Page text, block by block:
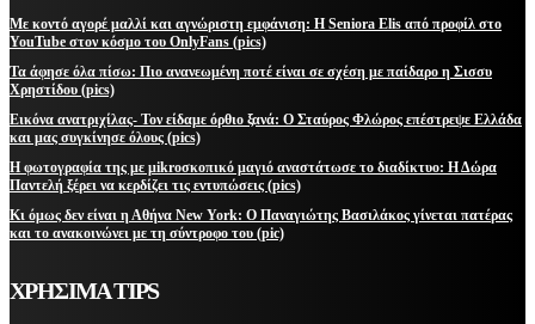
Με κοντό αγορέ μαλλί και αγνώριστη εμφάνιση: Η Seniora Elis από προφίλ στο
YouTube στον κόσμο του OnlyFans (pics)
Τα άφησε όλα πίσω: Πιο ανανεωμένη ποτέ είναι σε σχέση με παίδαρο η Σισσυ
Χρηστίδου (pics)
Εικόνα ανατριχίλας- Τον είδαμε όρθιο ξανά: Ο Σταύρος Φλώρος επέστρεψε Ελλάδα
και μας συγκίνησε όλους (pics)
Η φωτογραφία της με μikroσκοπικό μαγιό αναστάτωσε το διαδίκτυο: Η Δώρα
Παντελή ξέρει να κερδίζει τις εντυπώσεις (pics)
Κι όμως δεν είναι η Αθήνα New York: Ο Παναγιώτης Βασιλάκος γίνεται πατέρας
και το ανακοινώνει με τη σύντροφο του (pic)
ΧΡΗΣΙΜΑ TIPS